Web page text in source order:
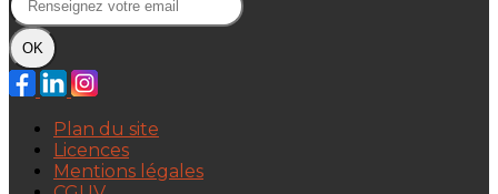
OK
Plan du site
Licences
Mentions légales